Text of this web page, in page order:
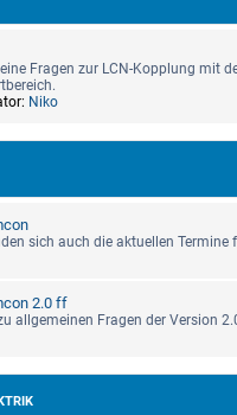
Fragen zur LCN-Kopplung mit
Niko
sich auch die aktuellen Termine
2.0 ff
allgemeinen Fragen der Version